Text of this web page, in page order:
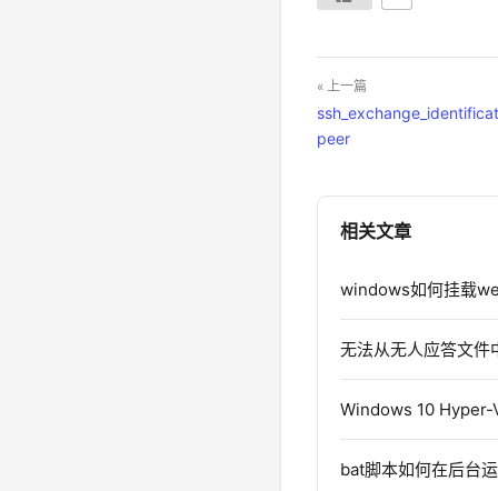
« 上一篇
peer
相关文章
windows如何挂载
无法从无人应答文
Windows 10 Hyper-
bat脚本如何在后台